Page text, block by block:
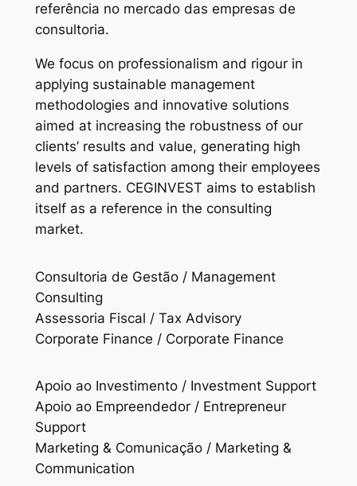
referência no mercado das empresas de
consultoria.
We focus on professionalism and rigour in
applying sustainable management
methodologies and innovative solutions
aimed at increasing the robustness of our
clients’ results and value, generating high
levels of satisfaction among their employees
and partners. CEGINVEST aims to establish
itself as a reference in the consulting
market.
Consultoria de Gestão / Management
Consulting
Assessoria Fiscal / Tax Advisory
Corporate Finance / Corporate Finance
Apoio ao Investimento / Investment Support
Apoio ao Empreendedor / Entrepreneur
Support
Marketing & Comunicação / Marketing &
Communication